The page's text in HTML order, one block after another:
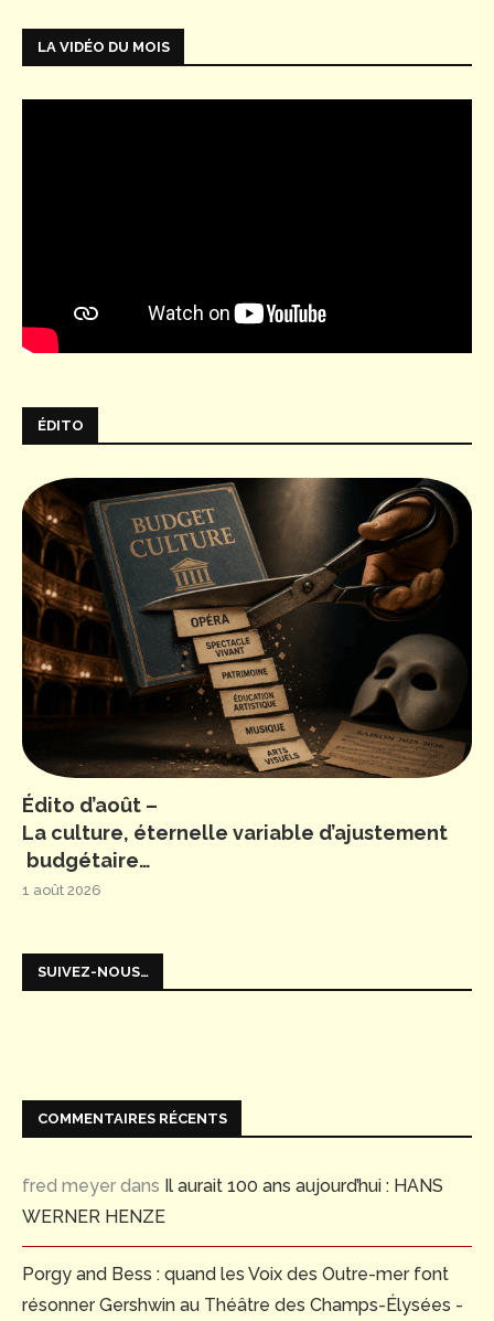
LA VIDÉO DU MOIS
ÉDITO
Édito d’août –
La culture, éternelle variable d’ajustement
budgétaire…
1 août 2026
SUIVEZ-NOUS…
COMMENTAIRES RÉCENTS
fred meyer dans Il aurait 100 ans aujourd’hui : HANS
WERNER HENZE
Porgy and Bess : quand les Voix des Outre-mer font
résonner Gershwin au Théâtre des Champs-Élysées -